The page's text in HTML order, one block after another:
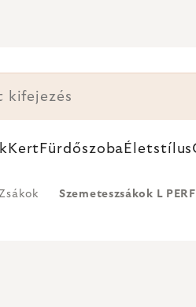
Kert Fürdőszoba Életstílus
Szemeteszsákok L